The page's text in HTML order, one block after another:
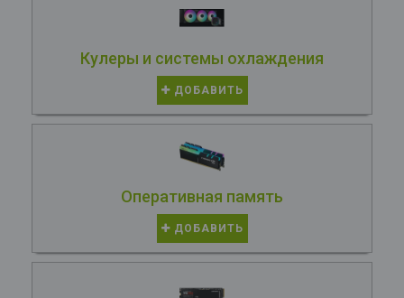
Кулеры и системы охлаждения
ДОБАВИТЬ
Оперативная память
ДОБАВИТЬ